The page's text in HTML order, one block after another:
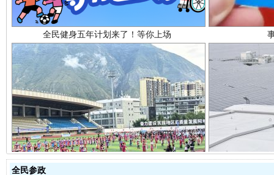
阿坝州三大球赛在茂县开幕 规模
全民参政